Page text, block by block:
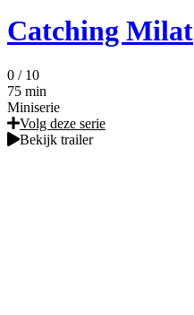
Catching Milat
0 / 10
75 min
Miniserie
Volg deze serie
Bekijk trailer